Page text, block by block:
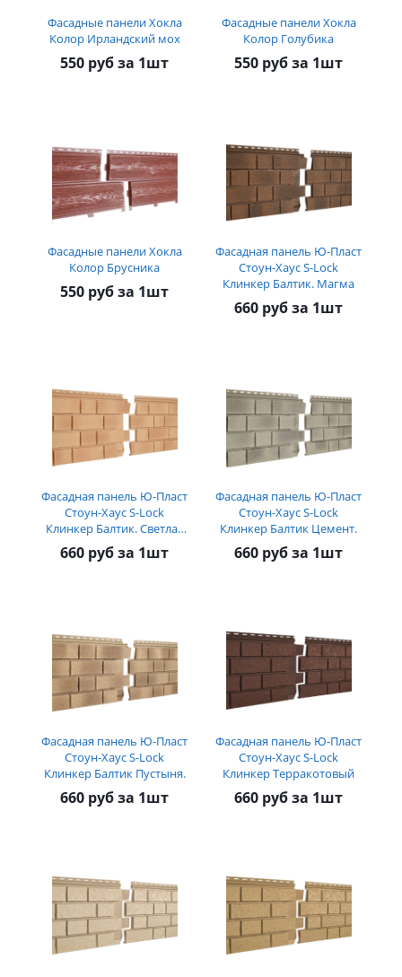
Фасадные панели Хокла
Колор Ирландский мох
550 руб за 1шт
Фасадные панели Хокла
Колор Голубика
550 руб за 1шт
Фасадные панели Хокла
Колор Брусника
550 руб за 1шт
Фасадная панель Ю-Пласт
Стоун-Хаус S-Lock
Клинкер Балтик. Магма
660 руб за 1шт
Фасадная панель Ю-Пласт
Стоун-Хаус S-Lock
Клинкер Балтик. Светлая
медь
660 руб за 1шт
Фасадная панель Ю-Пласт
Стоун-Хаус S-Lock
Клинкер Балтик Цемент.
660 руб за 1шт
Фасадная панель Ю-Пласт
Стоун-Хаус S-Lock
Клинкер Балтик Пустыня.
660 руб за 1шт
Фасадная панель Ю-Пласт
Стоун-Хаус S-Lock
Клинкер Терракотовый
660 руб за 1шт